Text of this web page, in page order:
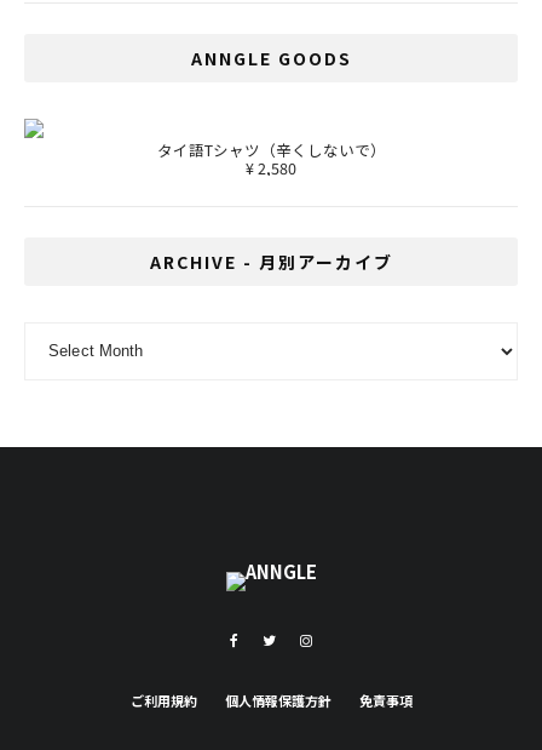
ANNGLE GOODS
タイ語Tシャツ（辛くしないで）
¥ 2,580
ARCHIVE - 月別アーカイブ
ご利用規約 個人情報保護方針 免責事項